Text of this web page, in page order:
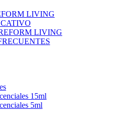
LIVING
LIVING
15ml
5ml